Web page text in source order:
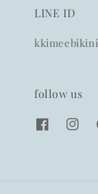
LINE ID
kkimeebikini
follow us